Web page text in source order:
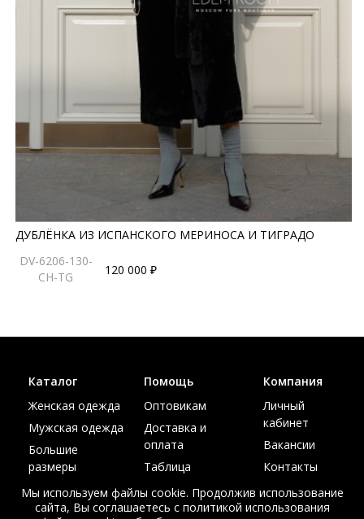
ДУБЛЁНКА ИЗ ИСПАНСКОГО МЕРИНОСА И ТИГРАДО
DV-6206-130-
CH-TG
120 000 ₽
Каталог
Женская одежда
Мужская одежда
Большие
размеры
Акции
Помощь
Оптовикам
Доставка и
оплата
Таблица
Компания
Личный
кабинет
Вакансии
Контакты
Мы используем файлы cookie. Продолжив использование
сайта, Вы соглашаетесь с политикой использования